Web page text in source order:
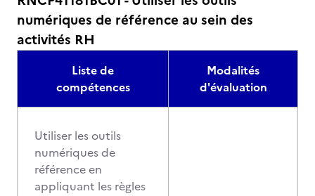
numériques de référence au sein des
activités RH
Liste de
compétences
Modalités
d'évaluation
Utiliser les outils
numériques de
référence en
appliquant les règles